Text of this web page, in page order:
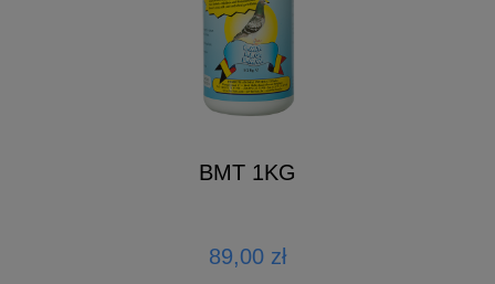
BMT 1KG
89,00 zł